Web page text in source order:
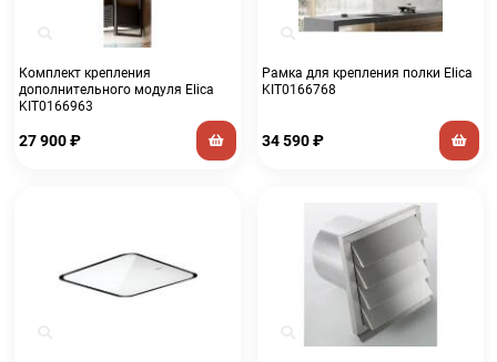
Комплект крепления
дополнительного модуля Elica
KIT0166963
27 900₽
Рамка для крепления полки Elica
KIT0166768
34 590₽